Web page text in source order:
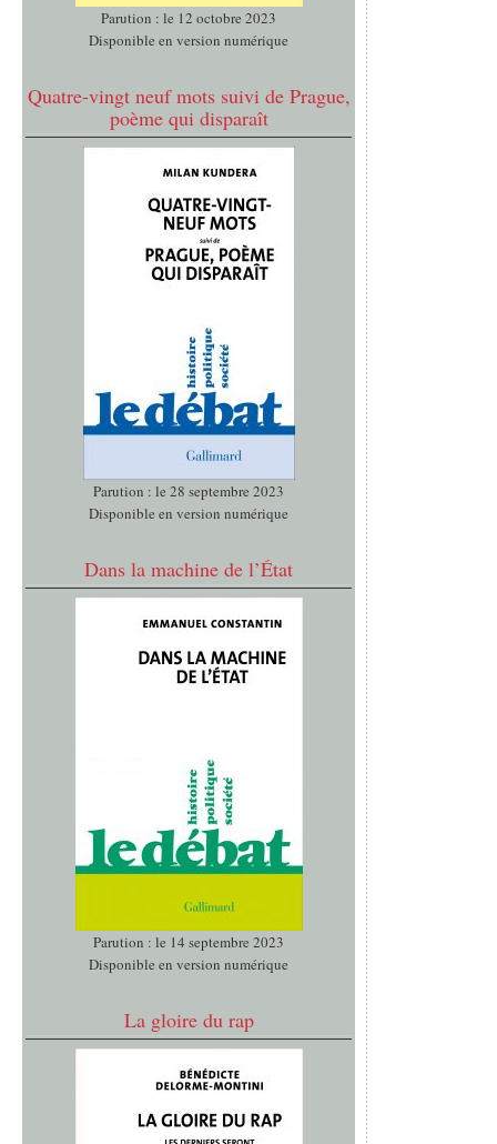
Parution : le 12 octobre 2023
Disponible en version numérique
Quatre-vingt neuf mots suivi de Prague,
poème qui disparaît
Parution : le 28 septembre 2023
Disponible en version numérique
Dans la machine de l’État
Parution : le 14 septembre 2023
Disponible en version numérique
La gloire du rap